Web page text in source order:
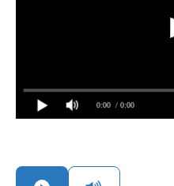
0:00 / 0:00